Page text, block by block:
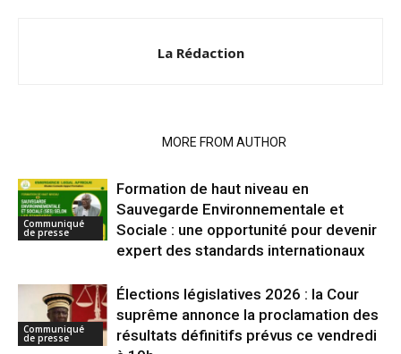
La Rédaction
MORE FROM AUTHOR
Communiqué
de presse
Formation de haut niveau en
Sauvegarde Environnementale et
Sociale : une opportunité pour devenir
expert des standards internationaux
Communiqué
de presse
Élections législatives 2026 : la Cour
suprême annonce la proclamation des
résultats définitifs prévus ce vendredi